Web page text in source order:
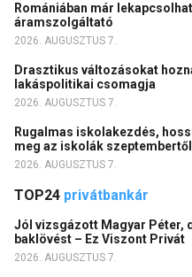
Romániában már
áramszolgáltató
2026. AUGUSZTUS 7.
Drasztikus változásokat
lakáspolitikai csomagja
2026. AUGUSZTUS 7.
Rugalmas iskolakezdés,
meg az iskolák szeptembertől
2026. AUGUSZTUS 7.
TOP24 privátbankár
Jól vizsgázott Magyar Péter,
baklövést – Ez Viszont Privát
2026. AUGUSZTUS 7.